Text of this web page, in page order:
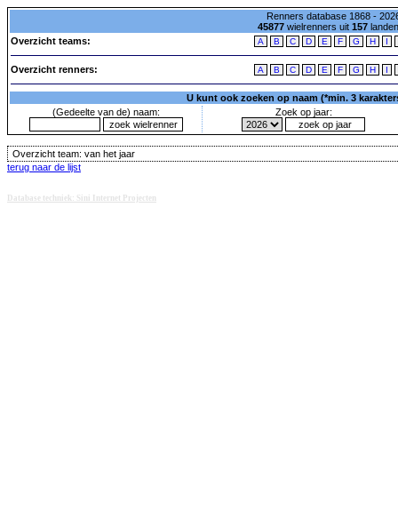
Renners database 1868 -
45877wielrenners uit 157
Overzicht teams:
A B C D E F G H I
Overzicht renners: A B C D E F G H I
U kunt ook zoeken op naam (*min. 3
(Gedeelte van de) naam:
Zoek op jaar:
Overzicht team: van het jaar
terug naar de lijst
Database techniek: Sini Internet Projecten